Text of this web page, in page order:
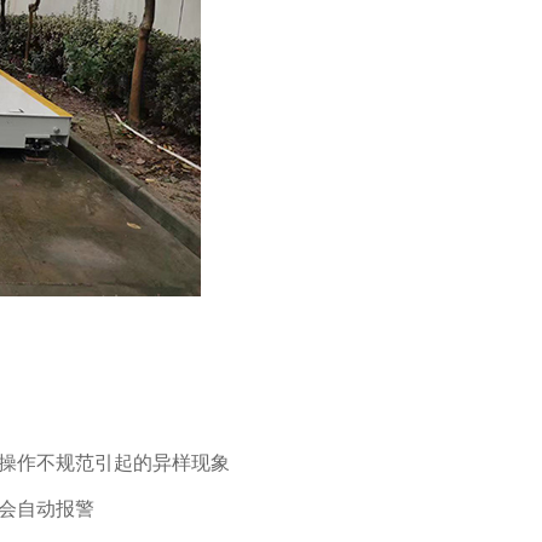
作不规范引起的异样现象
自动报警